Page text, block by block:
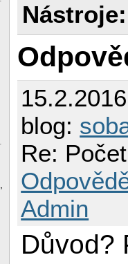
Nástroje:
blog:
Re:
Admin
Důvod?